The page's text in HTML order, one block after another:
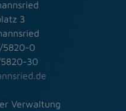
3
5820-0
30
Verwaltung